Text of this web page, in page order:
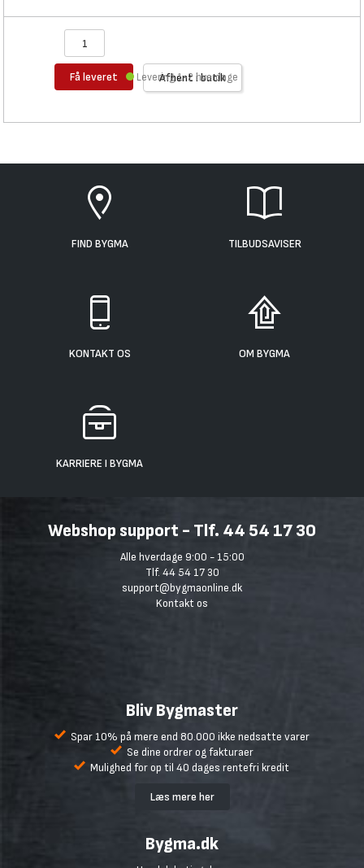
Få leveret Afhent i butik
Levering 1-2 hverdage
FIND BYGMA TILBUDSAVISER
KONTAKT OS OM BYGMA
KARRIERE I BYGMA
Webshop support - Tlf. 44 54 17 30
Alle hverdage 9:00 - 15:00
Tlf. 44 54 17 30
support@bygmaonline.dk
Kontakt os
Bliv Bygmaster
Spar 10% på mere end 80.000 ikke nedsatte varer
Se dine ordrer og fakturaer
Mulighed for op til 40 dages rentefri kredit
Læs mere her
Bygma.dk